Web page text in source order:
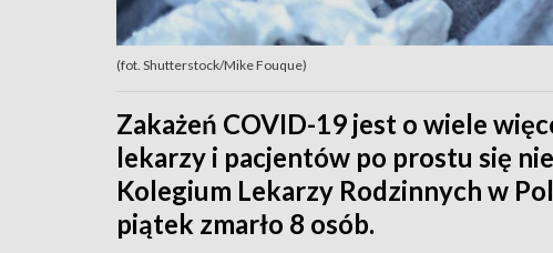
(fot. Shutterstock/Mike Fouque)
Zakażeń COVID-19 jest o wiele
lekarzy i pacjentów po prostu się
Kolegium Lekarzy Rodzinnych w
piątek zmarło 8 osób.